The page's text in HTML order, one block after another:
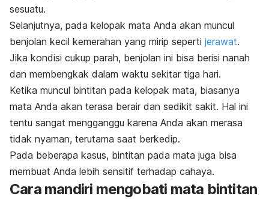
sesuatu.
Selanjutnya, pada kelopak mata Anda akan muncul
benjolan kecil kemerahan yang mirip seperti jerawat.
Jika kondisi cukup parah, benjolan ini bisa berisi nanah
dan membengkak dalam waktu sekitar tiga hari.
Ketika muncul bintitan pada kelopak mata, biasanya
mata Anda akan terasa berair dan sedikit sakit. Hal ini
tentu sangat mengganggu karena Anda akan merasa
tidak nyaman, terutama saat berkedip.
Pada beberapa kasus, bintitan pada mata juga bisa
membuat Anda lebih sensitif terhadap cahaya.
Cara mandiri mengobati mata bintitan